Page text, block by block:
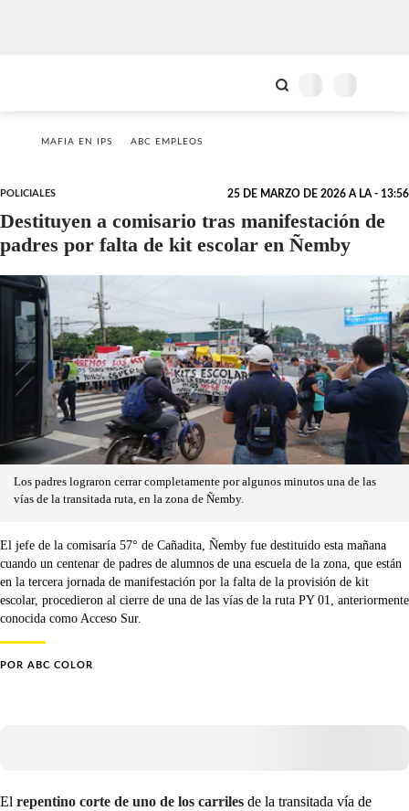
MAFIA EN IPS ABC EMPLEOS
POLICIALES 25 DE MARZO DE 2026 A LA - 13:56
Destituyen a comisario tras manifestación de
padres por falta de kit escolar en Ñemby
Los padres lograron cerrar completamente por algunos minutos una de las
vías de la transitada ruta, en la zona de Ñemby.
El jefe de la comisaría 57° de Cañadita, Ñemby fue destituido esta mañana
cuando un centenar de padres de alumnos de una escuela de la zona, que están
en la tercera jornada de manifestación por la falta de la provisión de kit
escolar, procedieron al cierre de una de las vías de la ruta PY 01, anteriormente
conocida como Acceso Sur.
POR ABC COLOR
El repentino corte de uno de los carriles de la transitada vía de